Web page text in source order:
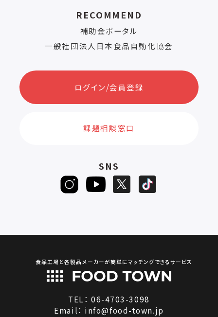
RECOMMEND
補助金ポータル
一般社団法人日本食品自動化協会
ログイン/会員登録
課題相談窓口
SNS
食品工場と各製品メーカーが簡単にマッチングできるサービス
TEL：06-4703-3098
Email： info@food-town.jp